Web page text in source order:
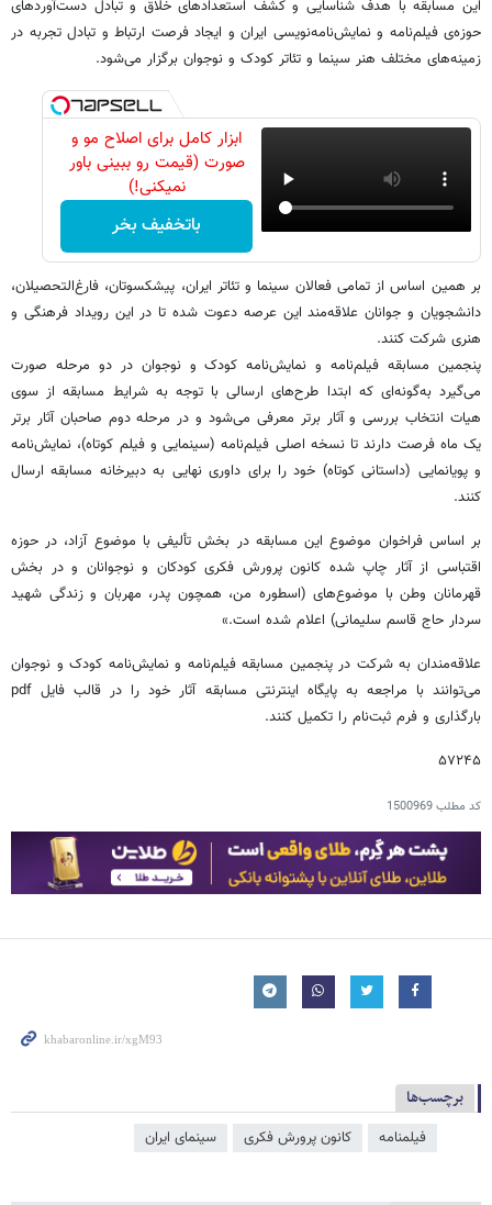
این مسابقه با هدف شناسایی و کشف استعدادهای خلاق و تبادل دست‌آوردهای
حوزه‌ی فیلم‌نامه و نمایش‌نامه‌نویسی ایران و ایجاد فرصت ارتباط و تبادل تجربه در
زمینه‌های مختلف هنر سینما و تئاتر کودک و نوجوان برگزار می‌شود.
ابزار کامل برای اصلاح مو و
صورت (قیمت رو ببینی باور
نمیکنی!)
باتخفیف بخر
بر همین اساس از تمامی فعالان سینما و تئاتر ایران، پیشکسوتان، فارغ‌التحصیلان،
دانشجویان و جوانان علاقه‌مند این عرصه دعوت شده تا در این رویداد فرهنگی و
هنری شرکت کنند.
پنجمین مسابقه‌ فیلم‌نامه و نمایش‌نامه‌ کودک و نوجوان در دو مرحله صورت
می‌گیرد به‌گونه‌ای که ابتدا طرح‌های ارسالی با توجه به شرایط مسابقه از سوی
هیات انتخاب بررسی و آثار برتر معرفی می‌شود و در مرحله دوم صاحبان آثار برتر
یک ماه فرصت دارند تا نسخه اصلی فیلم‌نامه (سینمایی و فیلم کوتاه)، نمایش‌نامه
و پویانمایی (داستانی کوتاه) خود را برای داوری نهایی به دبیرخانه مسابقه ارسال
کنند.
بر اساس فراخوان موضوع این مسابقه در بخش تألیفی با موضوع آزاد، در حوزه
اقتباسی از آثار چاپ شده کانون پرورش فکری کودکان و نوجوانان و در بخش
قهرمانان وطن با موضوع‌های (اسطوره من، همچون پدر، مهربان و زندگی شهید
سردار حاج قاسم سلیمانی) اعلام شده است.»
علاقه‌مندان به شرکت در پنجمین مسابقه‌ فیلم‌نامه و نمایش‌نامه کودک و نوجوان
می‌توانند با مراجعه به پایگاه اینترنتی مسابقه
آثار خود را در قالب فایل pdf
بارگذاری و فرم ثبت‌نام را تکمیل کنند.
۵۷۲۴۵
کد مطلب1500969
برچسب‌ها
فیلمنامه کانون پرورش فکری سینمای ایران